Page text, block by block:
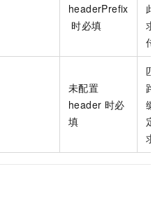
headerPrefix
时必填
此
求
传
未配置
header 时必
填
匹
路
缀
定
求